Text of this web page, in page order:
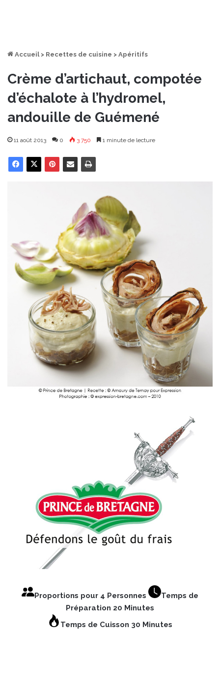
Accueil > Recettes de cuisine > Apéritifs
Crème d’artichaut, compotée
d’échalote à l’hydromel,
andouille de Guémené
11 août 2013 0 3 750 1 minute de lecture
Proportions pour 4 Personnes
Temps de
Préparation 20 Minutes
Temps de Cuisson 30 Minutes